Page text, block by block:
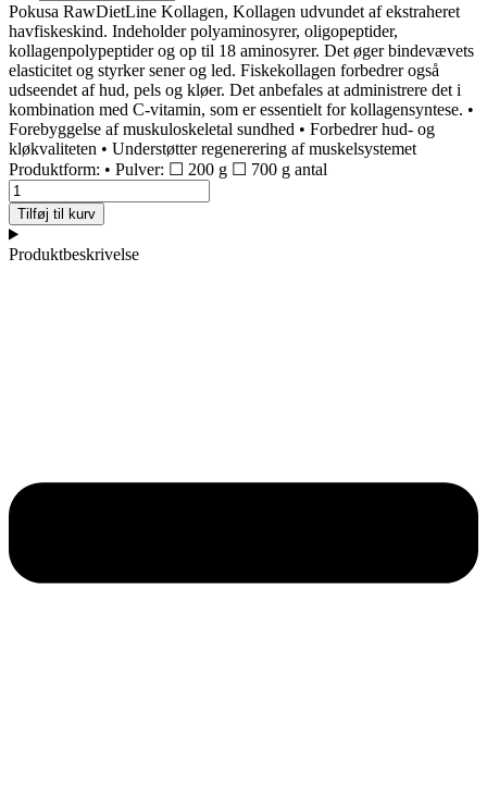
Pokusa RawDietLine Kollagen, Kollagen udvundet af ekstraheret
havfiskeskind. Indeholder polyaminosyrer, oligopeptider,
kollagenpolypeptider og op til 18 aminosyrer. Det øger bindevævets
elasticitet og styrker sener og led. Fiskekollagen forbedrer også
udseendet af hud, pels og kløer. Det anbefales at administrere det i
kombination med C-vitamin, som er essentielt for kollagensyntese. •
Forebyggelse af muskuloskeletal sundhed • Forbedrer hud- og
kløkvaliteten • Understøtter regenerering af muskelsystemet
Produktform: • Pulver: ☐ 200 g ☐ 700 g antal
Tilføj til kurv
Produktbeskrivelse